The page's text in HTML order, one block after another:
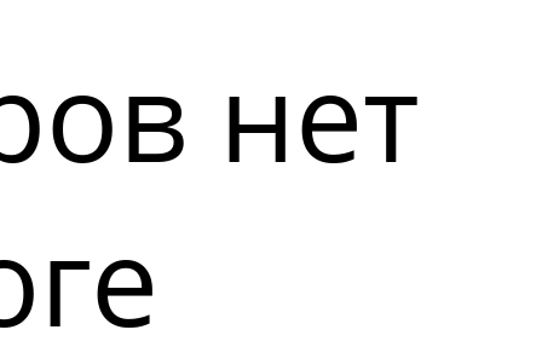
нет